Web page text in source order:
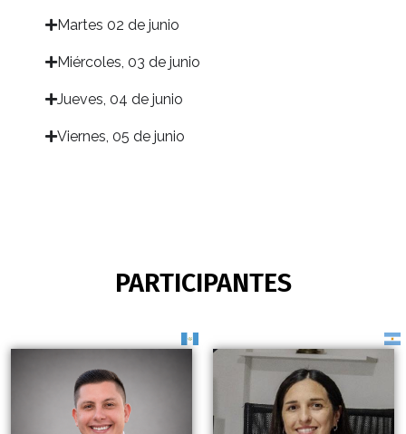
Martes 02 de junio​
Miércoles, 03 de junio​
Jueves, 04 de junio​
Viernes, 05 de junio​
PARTICIPANTES